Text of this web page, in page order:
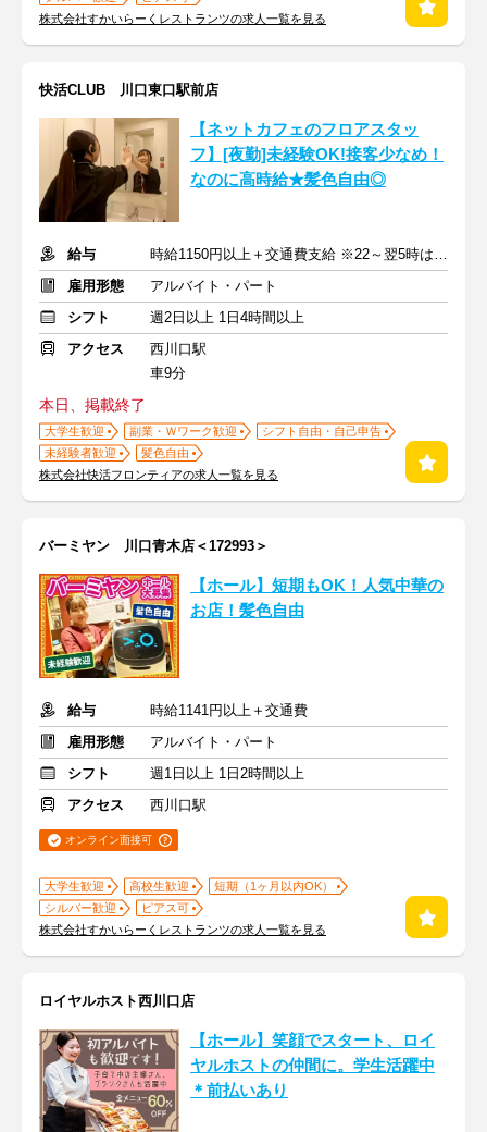
株式会社すかいらーくレストランツの求人一覧を見る
快活CLUB 川口東口駅前店
【ネットカフェのフロアスタッ
フ】[夜勤]未経験OK!接客少なめ！
なのに高時給★髪色自由◎
給与
時給1150円以上＋交通費支給 ※22～翌5時は時給1438円
雇用形態
アルバイト・パート
シフト
週2日以上 1日4時間以上
アクセス
西川口駅
車9分
本日、掲載終了
大学生歓迎 副業・Ｗワーク歓迎
シフト自由・自己申告
未経験者歓迎
髪色自由
株式会社快活フロンティアの求人一覧を見る
バーミヤン 川口青木店＜172993＞
【ホール】短期もOK！人気中華の
お店！髪色自由
給与
時給1141円以上＋交通費
雇用形態
アルバイト・パート
シフト
週1日以上 1日2時間以上
アクセス
西川口駅
オンライン面接可
大学生歓迎 高校生歓迎
短期（1ヶ月以内OK）
シルバー歓迎
ピアス可
株式会社すかいらーくレストランツの求人一覧を見る
ロイヤルホスト西川口店
【ホール】笑顔でスタート、ロイ
ヤルホストの仲間に。学生活躍中
＊前払いあり